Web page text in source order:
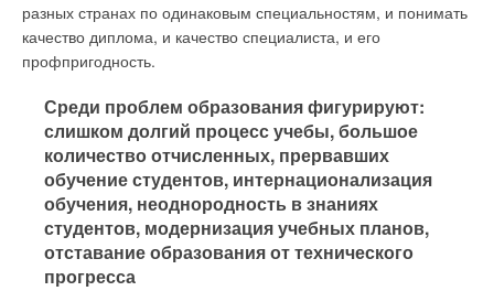
разных странах по одинаковым специальностям, и понимать
качество диплома, и качество специалиста, и его
профпригодность.
Среди проблем образования фигурируют:
слишком долгий процесс учебы, большое
количество отчисленных, прервавших
обучение студентов, интернационализация
обучения, неоднородность в знаниях
студентов, модернизация учебных планов,
отставание образования от технического
прогресса